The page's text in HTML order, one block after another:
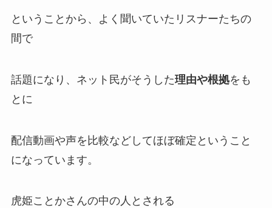
ということから、よく聞いていたリスナーたちの
間で
話題になり、ネット民がそうした理由や根拠をも
とに
配信動画や声を比較などしてほぼ確定 ということ
になっています。
虎姫ことかさんの中の人とされる